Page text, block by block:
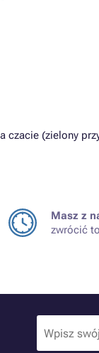
(zielony
Masz z
zwrócić